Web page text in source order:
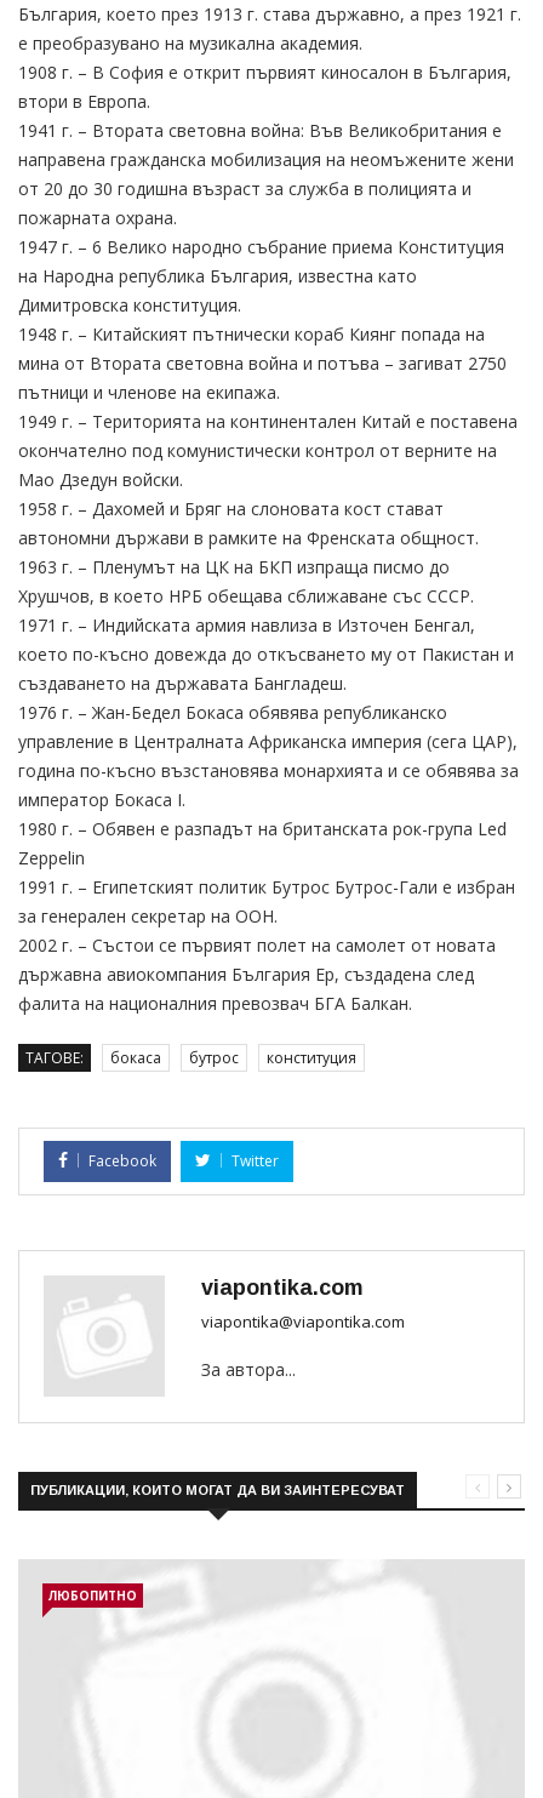
България, което през 1913 г. става държавно, а през 1921 г.
е преобразувано на музикална академия.
1908 г. – В София е открит първият киносалон в България,
втори в Европа.
1941 г. – Втората световна война: Във Великобритания е
направена гражданска мобилизация на неомъжените жени
от 20 до 30 годишна възраст за служба в полицията и
пожарната охрана.
1947 г. – 6 Велико народно събрание приема Конституция
на Народна република България, известна като
Димитровска конституция.
1948 г. – Китайският пътнически кораб Киянг попада на
мина от Втората световна война и потъва – загиват 2750
пътници и членове на екипажа.
1949 г. – Територията на континентален Китай е поставена
окончателно под комунистически контрол от верните на
Мао Дзедун войски.
1958 г. – Дахомей и Бряг на слоновата кост стават
автономни държави в рамките на Френската общност.
1963 г. – Пленумът на ЦК на БКП изпраща писмо до
Хрушчов, в което НРБ обещава сближаване със СССР.
1971 г. – Индийската армия навлиза в Източен Бенгал,
което по-късно довежда до откъсването му от Пакистан и
създаването на държавата Бангладеш.
1976 г. – Жан-Бедел Бокаса обявява републиканско
управление в Централната Африканска империя (сега ЦАР),
година по-късно възстановява монархията и се обявява за
император Бокаса I.
1980 г. – Обявен е разпадът на британската рок-група Led
Zeppelin
1991 г. – Египетският политик Бутрос Бутрос-Гали е избран
за генерален секретар на ООН.
2002 г. – Състои се първият полет на самолет от новата
държавна авиокомпания България Ер, създадена след
фалита на националния превозвач БГА Балкан.
ТАГОВЕ: бокаса бутрос конституция
Facebook Twitter
viapontika.com
viapontika@viapontika.com
За автора...
ПУБЛИКАЦИИ, КОИТО МОГАТ ДА ВИ ЗАИНТЕРЕСУВАТ
ЛЮБОПИТНО